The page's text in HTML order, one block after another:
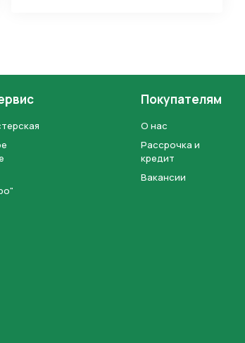
Покупателям
О нас
Рассрочка и
кредит
Вакансии